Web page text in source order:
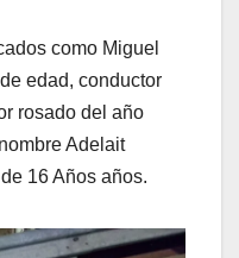
como Miguel
edad, conductor
rosado del año
Adelait
16 Años años.